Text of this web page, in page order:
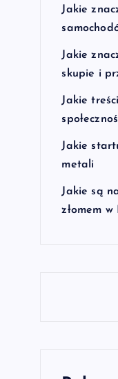
Jakie
Jakie
skupie i
Jakie
Jakie
metali
Jakie są
złomem w